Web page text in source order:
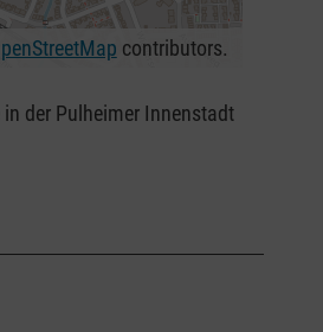
contributors.
der Pulheimer Innenstadt